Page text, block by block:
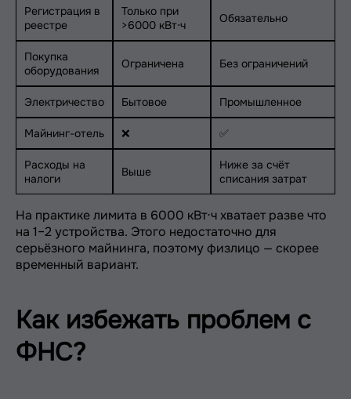
Регистрация в
реестре
Только при
>6000 кВт⋅ч
Обязательно
Покупка
оборудования
Ограничена Без ограничений
Электричество Бытовое Промышленное
Майнинг-отель ❌ ✅
Расходы на
налоги
Выше
Ниже за счёт
списания затрат
На практике лимита в 6000 кВт⋅ч хватает разве что
на 1–2 устройства. Этого недостаточно для
серьёзного майнинга, поэтому физлицо — скорее
временный вариант.
Как избежать проблем с
ФНС?